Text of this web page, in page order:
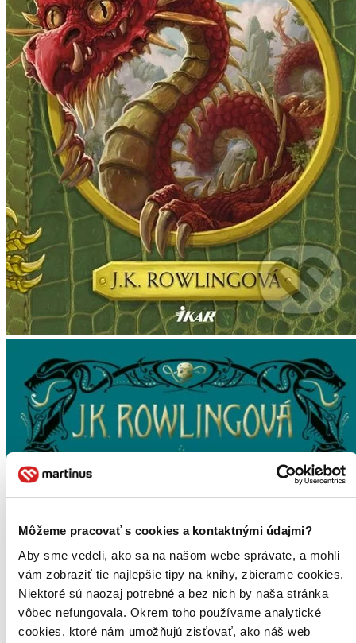
Môžeme pracovať s cookies a kontaktnými údajmi?
Aby sme vedeli, ako sa na našom webe správate, a mohli
vám zobraziť tie najlepšie tipy na knihy, zbierame cookies.
Niektoré sú naozaj potrebné a bez nich by naša stránka
vôbec nefungovala. Okrem toho používame analytické
cookies, ktoré nám umožňujú zisťovať, ako náš web